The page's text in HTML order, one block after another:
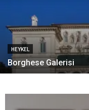
HEYKEL
Borghese Galerisi